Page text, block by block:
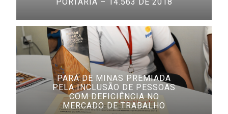
PARÁ DE MINAS PREMIADA
PELA INCLUSÃO DE PESSOAS
COM DEFICIÊNCIA NO
MERCADO DE TRABALHO